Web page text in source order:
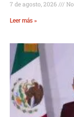
7 de agosto, 2026
Leer más »